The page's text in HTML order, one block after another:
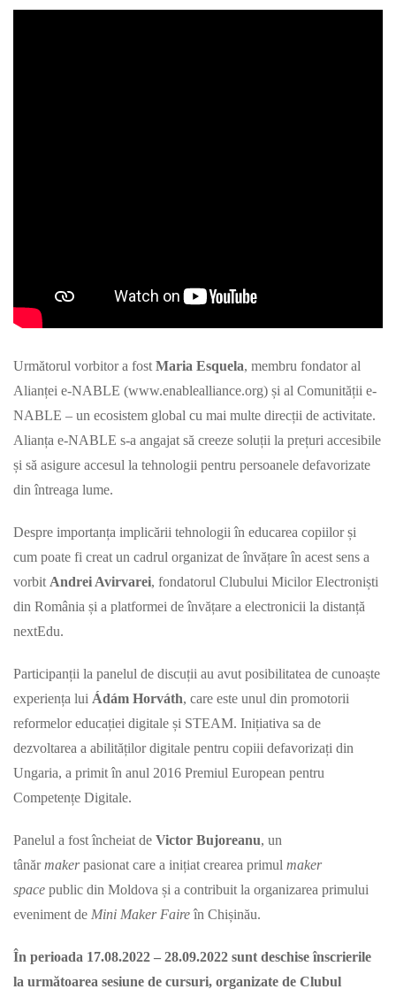
Următorul vorbitor a fost Maria Esquela, membru fondator al
Alianței e-NABLE (www.enablealliance.org) și al Comunității e-
NABLE – un ecosistem global cu mai multe direcții de activitate.
Alianța e-NABLE s-a angajat să creeze soluții la prețuri accesibile
și să asigure accesul la tehnologii pentru persoanele defavorizate
din întreaga lume.
Despre importanța implicării tehnologii în educarea copiilor și
cum poate fi creat un cadrul organizat de învățare în acest sens a
vorbit Andrei Avirvarei, fondatorul Clubului Micilor Electroniști
din România și a platformei de învățare a electronicii la distanță
nextEdu.
Participanții la panelul de discuții au avut posibilitatea de cunoaște
experiența lui Ádám Horváth, care este unul din promotorii
reformelor educației digitale și STEAM. Inițiativa sa de
dezvoltarea a abilităților digitale pentru copiii defavorizați din
Ungaria, a primit în anul 2016 Premiul European pentru
Competențe Digitale.
Panelul a fost încheiat de Victor Bujoreanu, un
tânărmakerpasionat care a inițiat crearea primul maker
space public din Moldova și a contribuit la organizarea primului
eveniment de Mini Maker Faireîn Chișinău.
În perioada 17.08.2022 – 28.09.2022 sunt deschise înscrierile
la următoarea sesiune de cursuri, organizate de Clubul